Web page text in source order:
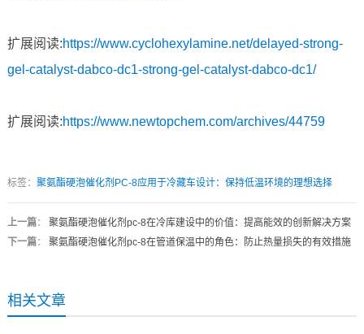
扩展阅读:https://www.cyclohexylamine.net/delayed-strong-
gel-catalyst-dabco-dc1-strong-gel-catalyst-dabco-dc1/
扩展阅读:https://www.newtopchem.com/archives/44759
标签： 聚氨酯硬泡催化剂PC-8应用于冷藏车设计：保持低温环境的理想选择
上一篇： 聚氨酯硬泡催化剂pc-8在冷库建设中的价值：提高能效的创新解决方案
下一篇： 聚氨酯硬泡催化剂pc-8在管道保温中的角色：防止热量损失的有效措施
相关文章